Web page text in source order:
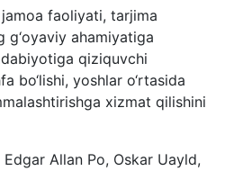
faoliyati, tarjima
g‘oyaviy ahamiyatiga
qiziquvchi
bo‘lishi, yoshlar o‘rtasida
xizmat qilishini
Allan Po, Oskar Uayld,